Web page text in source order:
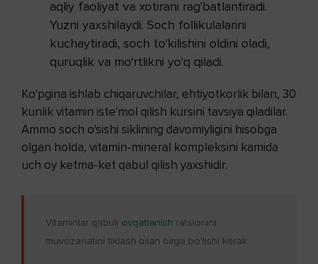
aqliy faoliyat va xotirani rag'batlantiradi.
Yuzni yaxshilaydi. Soch follikulalarini
kuchaytiradi, soch to'kilishini oldini oladi,
quruqlik va mo'rtlikni yo'q qiladi.
Ko'pgina ishlab chiqaruvchilar, ehtiyotkorlik bilan, 30
kunlik vitamin iste'mol qilish kursini tavsiya qiladilar.
Ammo soch o'sishi siklining davomiyligini hisobga
olgan holda, vitamin-mineral kompleksini kamida
uch oy ketma-ket qabul qilish yaxshidir.
Vitaminlar qabuli ovqatlanish ratsionini
muvozanatini tiklash bilan birga bo'lishi kerak